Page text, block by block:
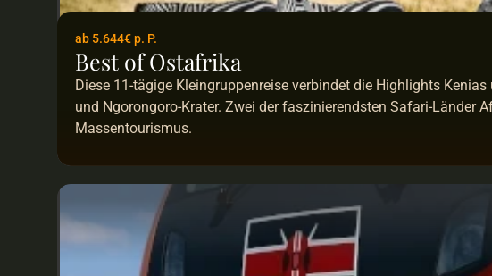
ab 5.644€ p. P.
Best of Ostafrika
Diese 11-tägige Kleingruppenreise verbindet die Highlights
und Ngorongoro-Krater. Zwei der faszinierendsten Safari-Länder
Massentourismus.